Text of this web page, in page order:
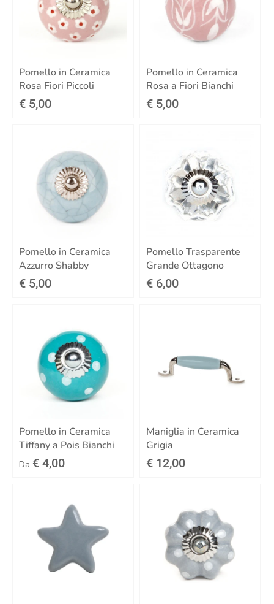
Pomello in Ceramica
Rosa Fiori Piccoli
€ 5,00
Pomello in Ceramica
Rosa a Fiori Bianchi
€ 5,00
Pomello in Ceramica
Azzurro Shabby
€ 5,00
Pomello Trasparente
Grande Ottagono
€ 6,00
Pomello in Ceramica
Tiffany a Pois Bianchi
Da € 4,00
Maniglia in Ceramica
Grigia
€ 12,00